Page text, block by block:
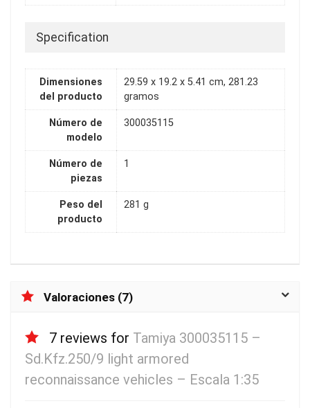
Specification
Dimensiones
del producto
29.59 x 19.2 x 5.41 cm, 281.23
gramos
Número de
modelo
300035115
Número de
piezas
1
Peso del
producto
281 g
Valoraciones (7)
7 reviews for Tamiya 300035115 –
Sd.Kfz.250/9 light armored
reconnaissance vehicles – Escala 1:35